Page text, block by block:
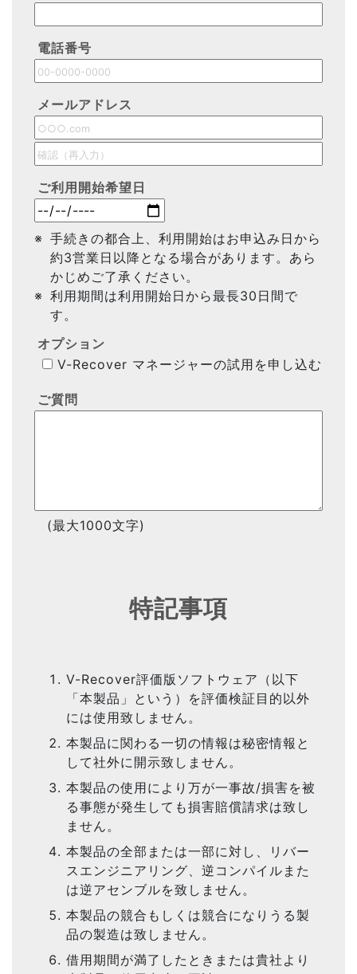
電話番号
メールアドレス
ご利用開始希望日
手続きの都合上、利用開始はお申込み日から
約3営業日以降となる場合があります。あら
かじめご了承ください。
利用期間は利用開始日から最長30日間で
す。
オプション
V-Recover マネージャーの試用を申し込む
ご質問
(最大1000文字)
特記事項
V-Recover評価版ソフトウェア（以下
「本製品」という）を評価検証目的以外
には使用致しません。
本製品に関わる一切の情報は秘密情報と
して社外に開示致しません。
本製品の使用により万が一事故/損害を被
る事態が発生しても損害賠償請求は致し
ません。
本製品の全部または一部に対し、リバー
スエンジニアリング、逆コンパイルまた
は逆アセンブルを致しません。
本製品の競合もしくは競合になりうる製
品の製造は致しません。
借用期間が満了したときまたは貴社より